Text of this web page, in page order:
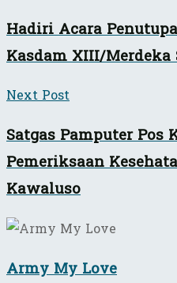
Hadiri Acara
Kasdam XIII/
Next Post
Satgas Pamputer Pos
Pemeriksaan
Kawaluso
Army My Love